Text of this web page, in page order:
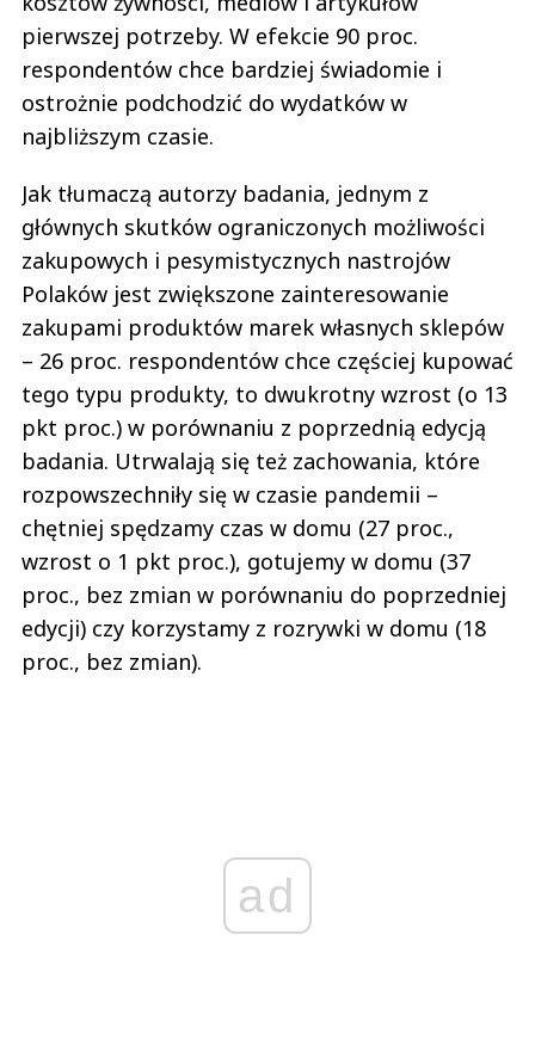
pierwszej potrzeby. W efekcie 90 proc.
respondentów chce bardziej świadomie i
ostrożnie podchodzić do wydatków w
najbliższym czasie.
Jak tłumaczą autorzy badania, jednym z
głównych skutków ograniczonych możliwości
zakupowych i pesymistycznych nastrojów
Polaków jest zwiększone zainteresowanie
zakupami produktów marek własnych sklepów
– 26 proc. respondentów chce częściej kupować
tego typu produkty, to dwukrotny wzrost (o 13
pkt proc.) w porównaniu z poprzednią edycją
badania. Utrwalają się też zachowania, które
rozpowszechniły się w czasie pandemii –
chętniej spędzamy czas w domu (27 proc.,
wzrost o 1 pkt proc.), gotujemy w domu (37
proc., bez zmian w porównaniu do poprzedniej
edycji) czy korzystamy z rozrywki w domu (18
proc., bez zmian).
ad